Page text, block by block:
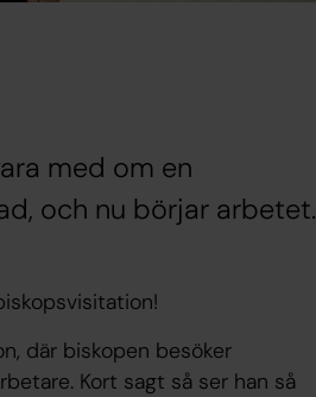
med om en
och nu börjar arbetet.
där biskopen besöker
Kort sagt så ser han så